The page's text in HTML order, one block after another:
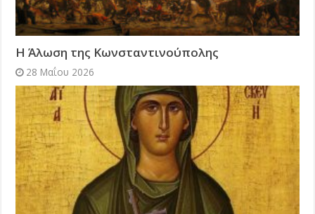
Η Άλωση της Κωνσταντινούπολης
28 Μαΐου 2026